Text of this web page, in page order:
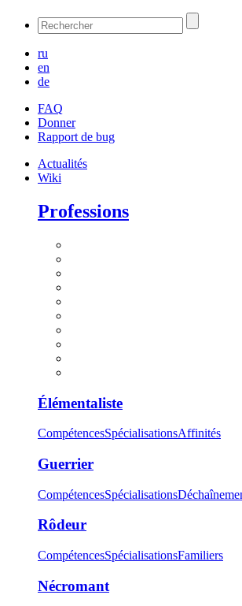
ru
en
de
FAQ
Donner
Rapport de bug
Actualités
Wiki
Professions
Élémentaliste
CompétencesSpécialisationsAffinités
Guerrier
CompétencesSpécialisations
Rôdeur
CompétencesSpécialisationsFamiliers
Nécromant